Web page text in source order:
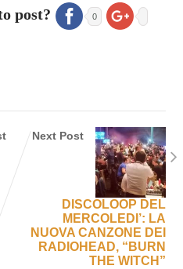
post? 0
Next Post
DISCOLOOP DEL
MERCOLEDI’: LA
NUOVA CANZONE DEI
RADIOHEAD, “BURN
THE WITCH”